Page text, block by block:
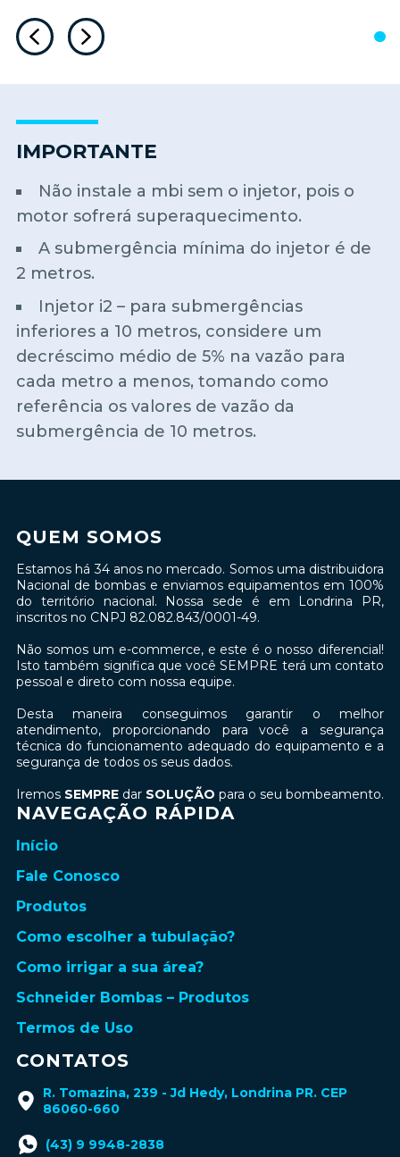
IMPORTANTE
Não instale a mbi sem o injetor, pois o
motor sofrerá superaquecimento.
A submergência mínima do injetor é de
2 metros.
Injetor i2 – para submergências
inferiores a 10 metros, considere um
decréscimo médio de 5% na vazão para
cada metro a menos, tomando como
referência os valores de vazão da
submergência de 10 metros.
QUEM SOMOS
Estamos há 34 anos no mercado. Somos uma distribuidora
Nacional de bombas e enviamos equipamentos em 100%
do território nacional. Nossa sede é em Londrina PR,
inscritos no CNPJ 82.082.843/0001-49.
Não somos um e-commerce, e este é o nosso diferencial!
Isto também significa que você SEMPRE terá um contato
pessoal e direto com nossa equipe.
Desta maneira conseguimos garantir o melhor
atendimento, proporcionando para você a segurança
técnica do funcionamento adequado do equipamento e a
segurança de todos os seus dados.
Iremos SEMPRE dar SOLUÇÃO para o seu bombeamento.
NAVEGAÇÃO RÁPIDA
Início
Fale Conosco
Produtos
Como escolher a tubulação?
Como irrigar a sua área?
Schneider Bombas – Produtos
Termos de Uso
CONTATOS
R. Tomazina, 239 - Jd Hedy, Londrina PR. CEP
86060-660
(43) 9 9948-2838